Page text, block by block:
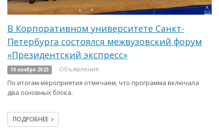
В Корпоративном университете Санкт-
Петербурга состоялся межвузовский форум
«Президентский экспресс»
10 ноября 2025
Объявления
По итогам мероприятия отмечаем, что программа включала
два основных блока.
ПОДРОБНЕЕ